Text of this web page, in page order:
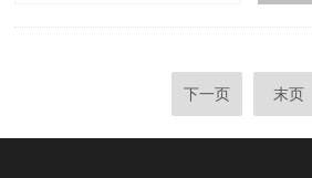
下一页 末页